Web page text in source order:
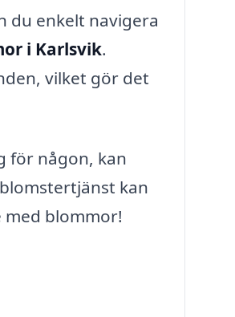
du enkelt navigera
i Karlsvik.
vilket gör det
för någon, kan
kan
med blommor!